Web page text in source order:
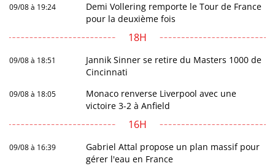
09/08 à 19:24
Demi Vollering remporte le Tour de France
pour la deuxième fois
18H
09/08 à 18:51
Jannik Sinner se retire du Masters 1000 de
Cincinnati
09/08 à 18:05
Monaco renverse Liverpool avec une
victoire 3-2 à Anfield
16H
09/08 à 16:39
Gabriel Attal propose un plan massif pour
gérer l'eau en France